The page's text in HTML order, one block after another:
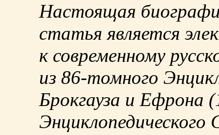
Настоящая
статья является
к современному
из 86-томного
Брокгауза и Ефрона
Энциклопедического